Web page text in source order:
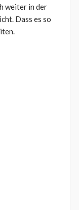
weiter in der
Dass es so